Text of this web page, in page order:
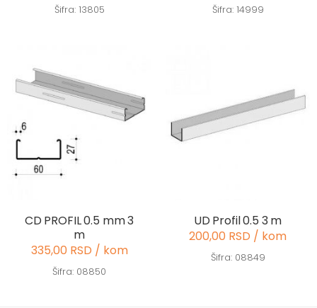
Šifra: 13805 Šifra: 14999
CD PROFIL 0.5 mm 3
m
335,00 RSD / kom
Šifra: 08850
UD Profil 0.5 3 m
200,00 RSD / kom
Šifra: 08849